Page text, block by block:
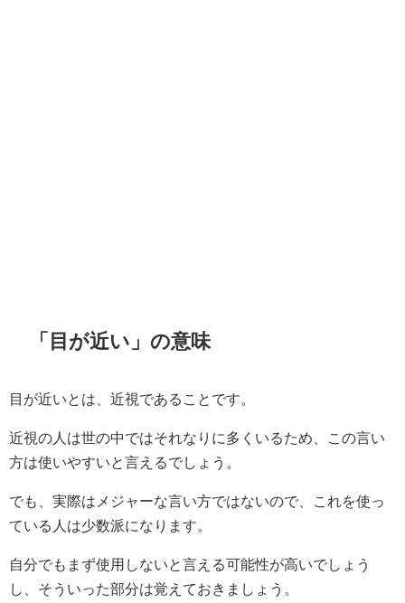
「目が近い」の意味
目が近いとは、近視であることです。
近視の人は世の中ではそれなりに多くいるため、この言い
方は使いやすいと言えるでしょう。
でも、実際はメジャーな言い方ではないので、これを使っ
ている人は少数派になります。
自分でもまず使用しないと言える可能性が高いでしょう
し、そういった部分は覚えておきましょう。